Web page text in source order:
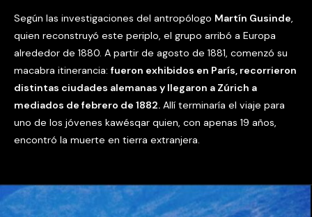
Según las investigaciones del antropólogo Martín Gusinde,
quien reconstruyó este periplo, el grupo arribó a Europa
alrededor de 1880. A partir de agosto de 1881, comenzó su
macabra itinerancia: fueron exhibidos en París, recorrieron
distintas ciudades alemanas y llegaron a Zúrich a
mediados de febrero de 1882. Allí terminaría el viaje para
uno de los jóvenes kawésqar quien, con apenas 19 años,
encontró la muerte en tierra extranjera.